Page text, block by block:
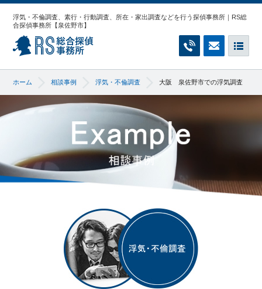
浮気・不倫調査、素行・行動調査、所在・家出調査などを行う探偵事務所｜RS総
合探偵事務所【泉佐野市】
ホーム 相談事例 浮気・不倫調査 大阪 泉佐野市での浮気調査